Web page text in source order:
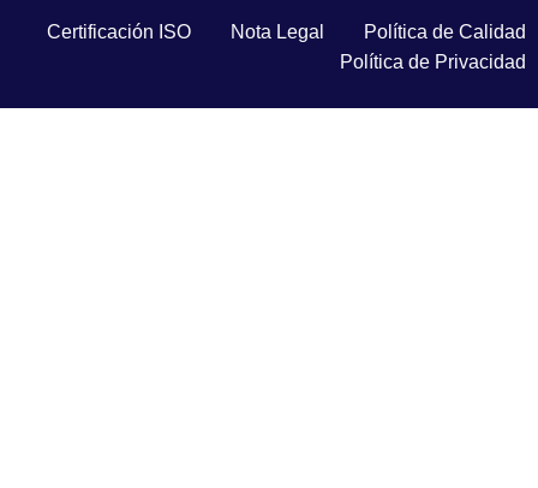
Certificación ISO Nota Legal
Política de Calidad
Política de Privacidad